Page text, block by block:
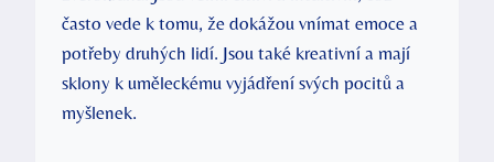
často vede k tomu, že dokážou vnímat emoce a
potřeby druhých lidí. Jsou také kreativní a mají
sklony k uměleckému vyjádření svých pocitů a
myšlenek.